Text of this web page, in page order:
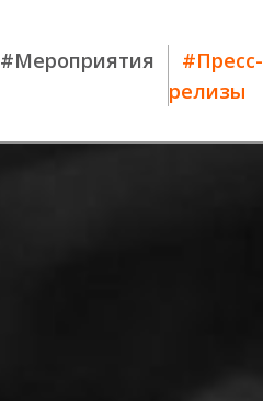
#Мероприятия
#Пресс-
релизы